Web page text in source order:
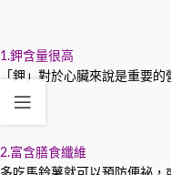
1.鉀含量很高
「鉀」對於心臟來說是重要
2.富含膳食纖維